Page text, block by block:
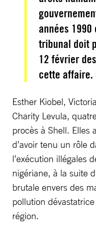
années 1990
tribunal doit
12 février
cette affaire.
Esther Kiobel,
Charity Levula,
procès à Shell. Elles
d’avoir tenu un rôle
l’exécution illégales
nigériane, à la suite
brutale envers des
pollution
région.